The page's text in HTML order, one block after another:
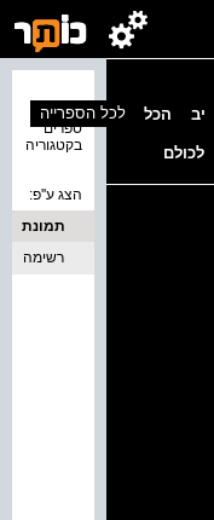
יב הכל
לכולם
ספרים
בקטגוריה
לכל הספרייה
הצג ע''פ:
תמונת
כריכה
רשימה